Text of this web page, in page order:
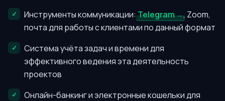
Инструменты коммуникации:Telegram
, Zoom,
почта для работы с клиентами по данный формат
Система учёта задач и времени для
эффективного ведения эта деятельность
проектов
Онлайн-банкинг и электронные кошельки для